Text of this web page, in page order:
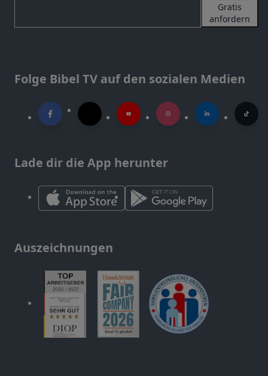
Gratis
anfordern
Folge Bibel TV auf den sozialen Medien
Lade dir die App herunter
Auszeichnungen